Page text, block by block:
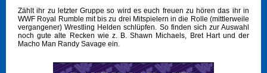
Zählt ihr zu letzter Gruppe so wird es euch freuen zu hören das ihr in
WWF Royal Rumble mit bis zu drei Mitspielern in die Rolle (mittlerweile
vergangener) Wrestling Helden schlüpfen. So finden sich zur Auswahl
noch gute alte Recken wie z. B. Shawn Michaels, Bret Hart und der
Macho Man Randy Savage ein.